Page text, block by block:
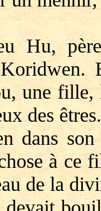
père
une fille,
des êtres.
son
à ce
de la